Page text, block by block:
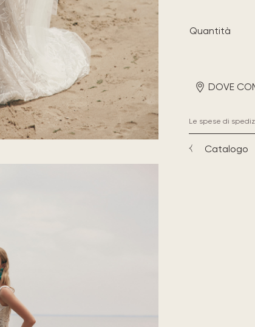
Quantità
DOVE
Le spese di
Catalogo